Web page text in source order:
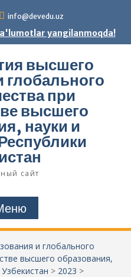
info@devedu.uz
yangilanmoqda!
высшего
глобального
при
высшего
науки и
сайт
и глобального
высшего образования,
> 2023 >